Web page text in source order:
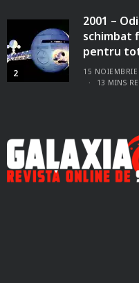
2
2001 –
schimbat
pentru
15
13 MINS